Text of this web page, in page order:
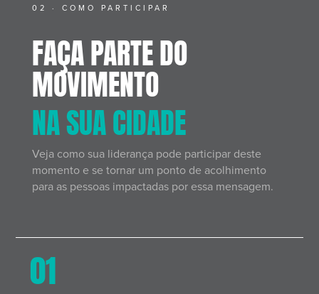
02 · COMO PARTICIPAR
FAÇA PARTE DO
MOVIMENTO
NA SUA CIDADE
Veja como sua liderança pode participar deste
momento e se tornar um ponto de acolhimento
para as pessoas impactadas por essa mensagem.
01